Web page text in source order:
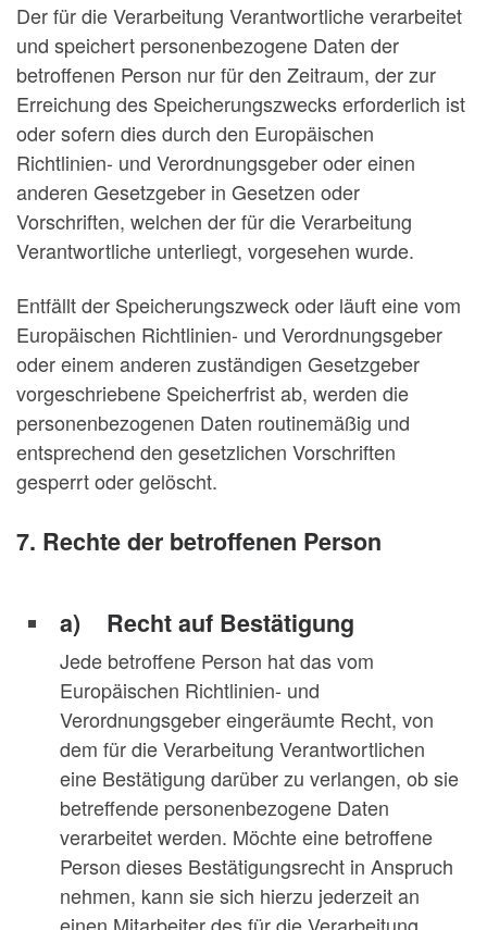
Der für die Verarbeitung Verantwortliche verarbeitet
und speichert personenbezogene Daten der
betroffenen Person nur für den Zeitraum, der zur
Erreichung des Speicherungszwecks erforderlich ist
oder sofern dies durch den Europäischen
Richtlinien- und Verordnungsgeber oder einen
anderen Gesetzgeber in Gesetzen oder
Vorschriften, welchen der für die Verarbeitung
Verantwortliche unterliegt, vorgesehen wurde.
Entfällt der Speicherungszweck oder läuft eine vom
Europäischen Richtlinien- und Verordnungsgeber
oder einem anderen zuständigen Gesetzgeber
vorgeschriebene Speicherfrist ab, werden die
personenbezogenen Daten routinemäßig und
entsprechend den gesetzlichen Vorschriften
gesperrt oder gelöscht.
7. Rechte der betroffenen Person
a) Recht auf Bestätigung
Jede betroffene Person hat das vom
Europäischen Richtlinien- und
Verordnungsgeber eingeräumte Recht, von
dem für die Verarbeitung Verantwortlichen
eine Bestätigung darüber zu verlangen, ob sie
betreffende personenbezogene Daten
verarbeitet werden. Möchte eine betroffene
Person dieses Bestätigungsrecht in Anspruch
nehmen, kann sie sich hierzu jederzeit an